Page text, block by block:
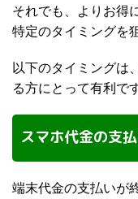
それでも、よりお得
特定のタイミングを
以下のタイミングは
る方にとって有利です
スマホ代金の支
端末代金の支払いが